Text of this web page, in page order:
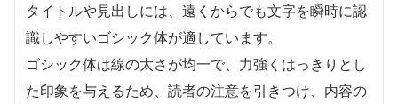
タイトルや見出しには、遠くからでも文字を瞬時に認
識しやすいゴシック体が適しています。
ゴシック体は線の太さが均一で、力強くはっきりとし
た印象を与えるため、読者の注意を引きつけ、内容の